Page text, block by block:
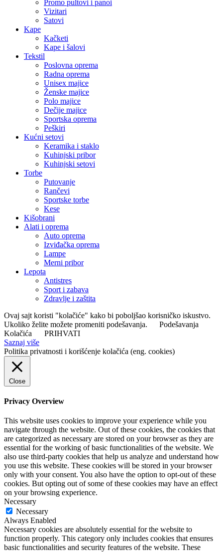
Promo pultovi i panoi
Vizitari
Satovi
Kape
Kačketi
Kape i šalovi
Tekstil
Poslovna oprema
Radna oprema
Unisex majice
Ženske majice
Polo majice
Dečije majice
Sportska oprema
Peškiri
Kućni setovi
Keramika i staklo
Kuhinjski pribor
Kuhinjski setovi
Torbe
Putovanje
Rančevi
Sportske torbe
Kese
Kišobrani
Alati i oprema
Auto oprema
Izviđačka oprema
Lampe
Merni pribor
Lepota
Antistres
Sport i zabava
Zdravlje i zaštita
Ovaj sajt koristi "kolačiće" kako bi poboljšao korisničko iskustvo.
Ukoliko želite možete promeniti podešavanja.
Podešavanja
Kolačića
PRIHVATI
Saznaj više
Politika privatnosti i korišćenje kolačića (eng. cookies)
Close
Privacy Overview
This website uses cookies to improve your experience while you
navigate through the website. Out of these cookies, the cookies that
are categorized as necessary are stored on your browser as they are
essential for the working of basic functionalities of the website. We
also use third-party cookies that help us analyze and understand how
you use this website. These cookies will be stored in your browser
only with your consent. You also have the option to opt-out of these
cookies. But opting out of some of these cookies may have an effect
on your browsing experience.
Necessary
Necessary
Always Enabled
Necessary cookies are absolutely essential for the website to
function properly. This category only includes cookies that ensures
basic functionalities and security features of the website. These